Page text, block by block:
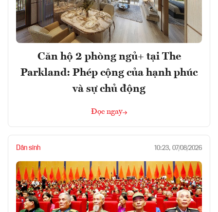
Căn hộ 2 phòng ngủ+ tại The
Parkland: Phép cộng của hạnh phúc
và sự chủ động
Đọc ngay
Dân sinh 10:23, 07/08/2026